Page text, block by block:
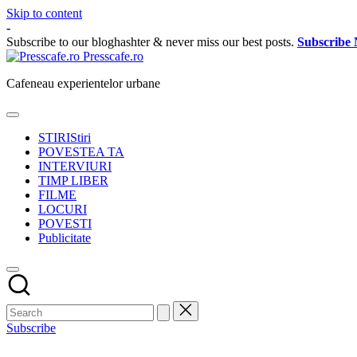
Skip to content
-
Subscribe to our bloghashter & never miss our best posts. Subscribe
Presscafe.ro
Cafeneau experientelor urbane
STIRIStiri
POVESTEA TA
INTERVIURI
TIMP LIBER
FILME
LOCURI
POVESTI
Publicitate
Subscribe